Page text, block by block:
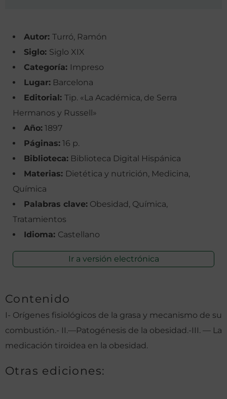
Autor: Turró, Ramón
Siglo: Siglo XIX
Categoría: Impreso
Lugar: Barcelona
Editorial: Tip. «La Académica, de Serra
Hermanos y Russell»
Año: 1897
Páginas: 16 p.
Biblioteca: Biblioteca Digital Hispánica
Materias: Dietética y nutrición, Medicina,
Química
Palabras clave: Obesidad, Química,
Tratamientos
Idioma: Castellano
Ir a versión electrónica
Contenido
I- Orígenes fisiológicos de la grasa y mecanismo de su
combustión.- II.—Patogénesis de la obesidad.-III. — La
medicación tiroidea en la obesidad.
Otras ediciones: